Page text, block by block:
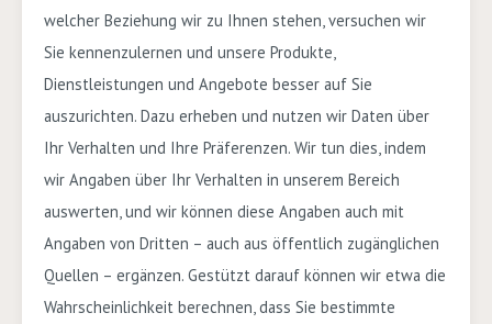
welcher Beziehung wir zu Ihnen stehen, versuchen wir
Sie kennenzulernen und unsere Produkte,
Dienstleistungen und Angebote besser auf Sie
auszurichten. Dazu erheben und nutzen wir Daten über
Ihr Verhalten und Ihre Präferenzen. Wir tun dies, indem
wir Angaben über Ihr Verhalten in unserem Bereich
auswerten, und wir können diese Angaben auch mit
Angaben von Dritten – auch aus öffentlich zugänglichen
Quellen – ergänzen. Gestützt darauf können wir etwa die
Wahrscheinlichkeit berechnen, dass Sie bestimmte